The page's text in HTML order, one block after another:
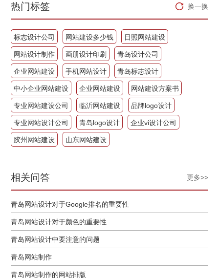
热门标签 换一换
标志设计公司 网站建设多少钱 日照网站建设
网站设计制作 画册设计印刷 青岛设计公司
企业网站建设 手机网站设计 青岛标志设计
中小企业网站建设 企业网站建设 网站建设方案书
专业网站建设公司 临沂网站建设 品牌logo设计
专业网站设计公司 青岛logo设计 企业vi设计公司
胶州网站建设 山东网站建设
相关问答 更多>>
青岛网站设计对于Google排名的重要性
青岛网站设计对于颜色的重要性
青岛网站设计中要注意的问题
青岛网站制作
青岛网站制作的网站排版